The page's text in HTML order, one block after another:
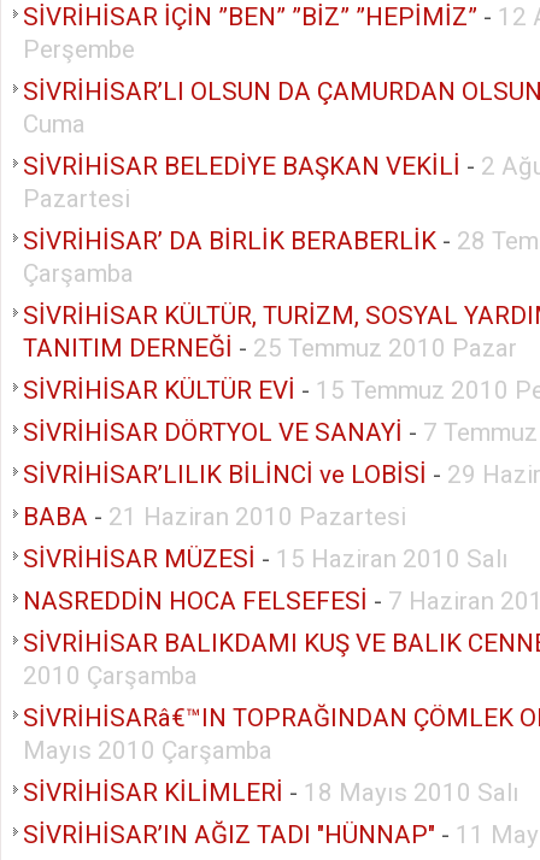
SİVRİHİSAR İÇİN ”BEN” ”BİZ” ”HEPİMİZ” - 12
Perşembe
SİVRİHİSAR’LI OLSUN DA ÇAMURDAN
Cuma
SİVRİHİSAR BELEDİYE BAŞKAN VEKİLİ - 2
Pazartesi
SİVRİHİSAR’ DA BİRLİK BERABERLİK - 28
Çarşamba
SİVRİHİSAR KÜLTÜR, TURİZM, SOSYAL
TANITIM DERNEĞİ - 25 Temmuz 2010 Pazar
SİVRİHİSAR KÜLTÜR EVİ - 15 Temmuz 2010
SİVRİHİSAR DÖRTYOL VE SANAYİ - 7
SİVRİHİSAR’LILIK BİLİNCİ ve LOBİSİ - 29
BABA - 21 Haziran 2010 Pazartesi
SİVRİHİSAR MÜZESİ - 15 Haziran 2010 Salı
NASREDDİN HOCA FELSEFESİ - 7 Haziran
SİVRİHİSAR BALIKDAMI KUŞ VE BALIK
2010 Çarşamba
SİVRİHİSARâ€™IN TOPRAĞINDAN ÇÖMLEK
Mayıs 2010 Çarşamba
SİVRİHİSAR KİLİMLERİ - 18 Mayıs 2010 Salı
SİVRİHİSAR’IN AĞIZ TADI "HÜNNAP" - 11